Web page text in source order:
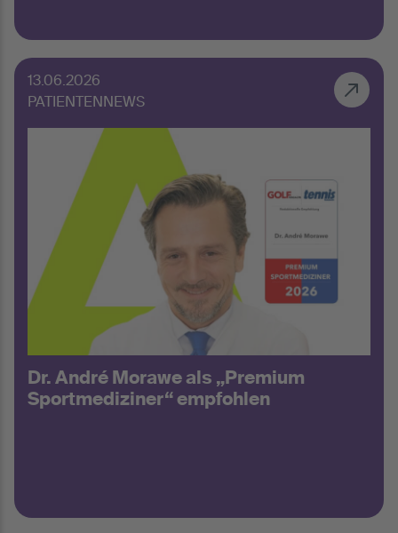
13.06.2026
PATIENTENNEWS
Dr. André Morawe als „Premium
Sportmediziner“ empfohlen